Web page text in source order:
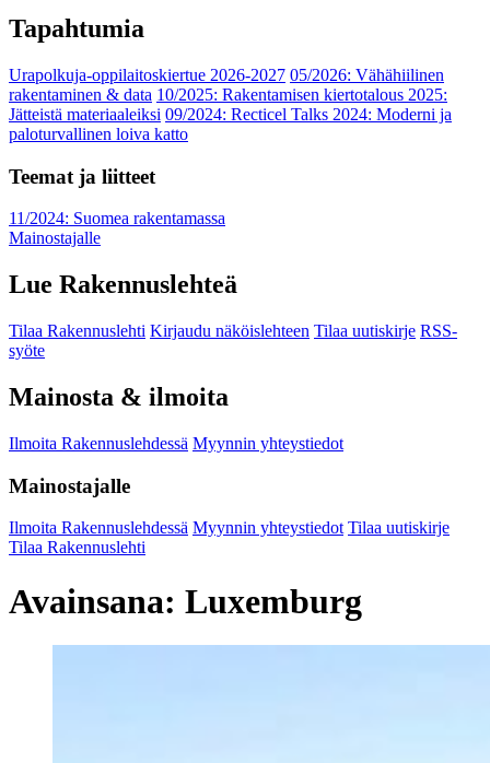
Tapahtumia
Urapolkuja-oppilaitoskiertue 2026-2027 05/2026: Vähähiilinen
rakentaminen & data 10/2025: Rakentamisen kiertotalous 2025:
Jätteistä materiaaleiksi 09/2024: Recticel Talks 2024: Moderni ja
paloturvallinen loiva katto
Teemat ja liitteet
11/2024: Suomea rakentamassa
Mainostajalle
Lue Rakennuslehteä
Tilaa Rakennuslehti Kirjaudu näköislehteen Tilaa uutiskirje RSS-
syöte
Mainosta & ilmoita
Ilmoita Rakennuslehdessä Myynnin yhteystiedot
Mainostajalle
Ilmoita Rakennuslehdessä Myynnin yhteystiedot Tilaa uutiskirje
Tilaa Rakennuslehti
Avainsana: Luxemburg